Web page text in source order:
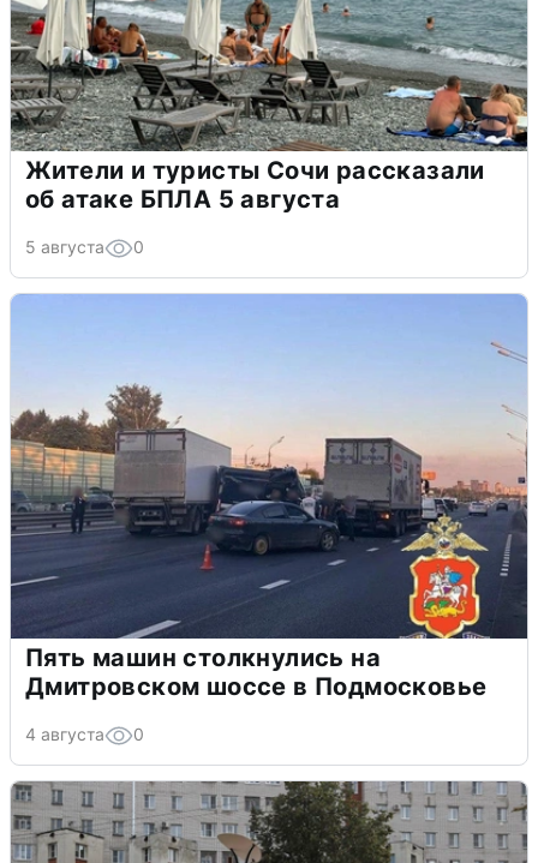
Жители и туристы Сочи рассказали
об атаке БПЛА 5 августа
5 августа 0
Пять машин столкнулись на
Дмитровском шоссе в Подмосковье
4 августа 0